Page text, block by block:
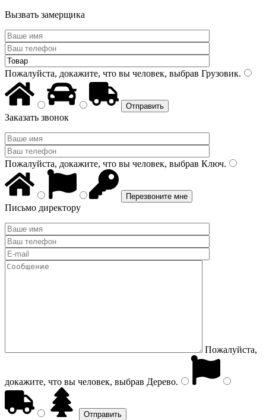
Вызвать замерщика
Пожалуйста, докажите, что вы человек, выбрав Грузовик.
Заказать звонок
Пожалуйста, докажите, что вы человек, выбрав Ключ.
Письмо директору
Пожалуйста,
докажите, что вы человек, выбрав Дерево.